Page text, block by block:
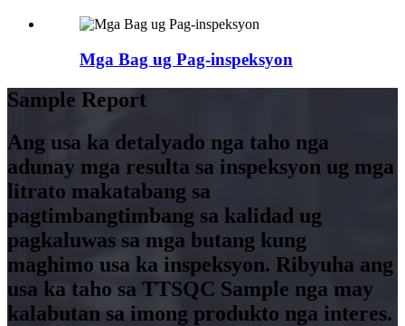
Mga Bag ug Pag-inspeksyon
Sample Report
Ang usa ka detalyado nga taho nga
adunay mga resulta sa inspeksyon ug mga
litrato makatabang sa
pagtimbangtimbang sa kalidad ug
pagkaluwas sa mga butang kung
maghimo usa ka inspeksyon. Ribyuha ang
usa ka taho sa TTSQC Sample nga may
kalabutan sa imong produkto nga interes.